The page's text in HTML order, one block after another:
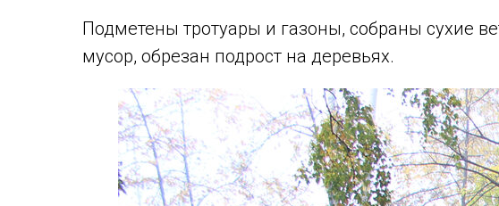
Подметены тротуары и газоны, собраны сухие
мусор, обрезан подрост на деревьях.